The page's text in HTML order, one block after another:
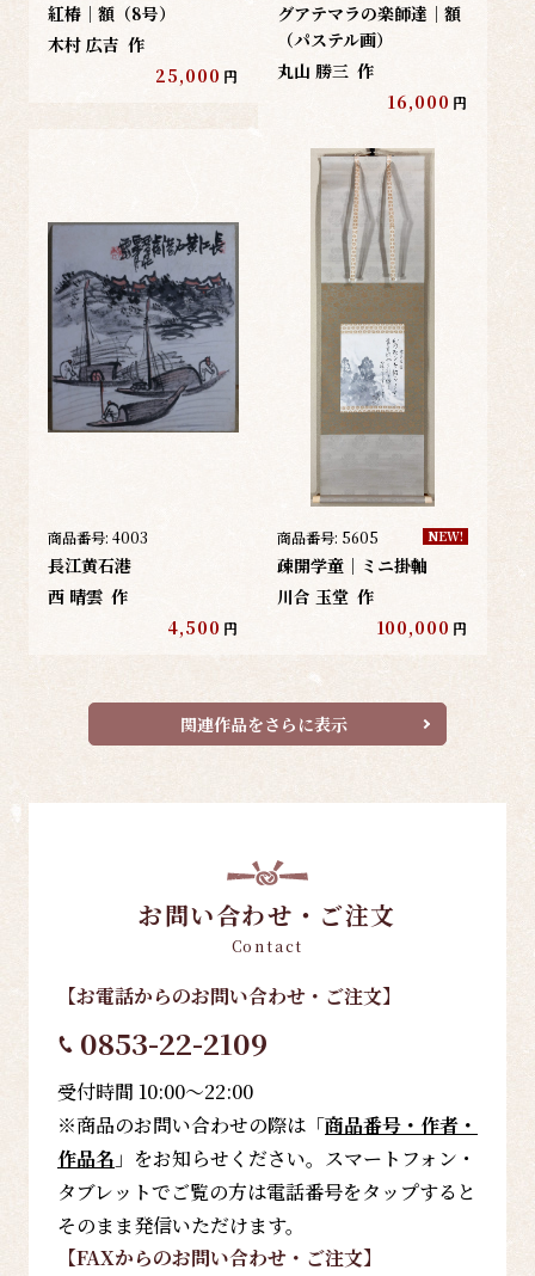
紅椿｜額（8号）
木村 広吉 作
25,000 円
グアテマラの楽師達｜額
（パステル画）
丸山 勝三 作
16,000 円
商品番号: 4003
長江黄石港
西 晴雲 作
4,500 円
商品番号: 5605 NEW!
疎開学童｜ミニ掛軸
川合 玉堂 作
100,000 円
関連作品をさらに表示
お問い合わせ・ご注文
Contact
【お電話からのお問い合わせ・ご注文】
0853-22-2109
受付時間 10:00～22:00
※商品のお問い合わせの際は「商品番号・作者・
作品名 」をお知らせください。スマートフォン・
タブレットでご覧の方は電話番号をタップすると
そのまま発信いただけます。
【FAXからのお問い合わせ・ご注文】